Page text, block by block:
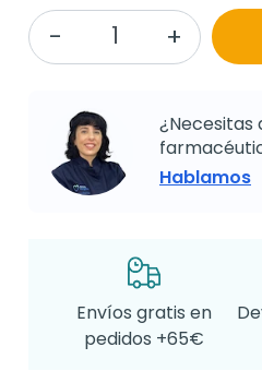
¿Necesitas
Hablamos
Envíos gratis en
pedidos +65€